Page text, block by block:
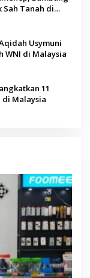
Tanah di
Usymuni
WNI di Malaysia
11
di Malaysia